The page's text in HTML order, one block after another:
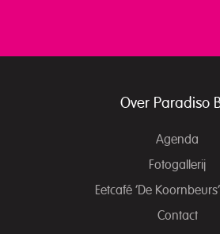
Over Paradiso
Agenda
Fotogallerij
Eetcafé ‘De
Contact